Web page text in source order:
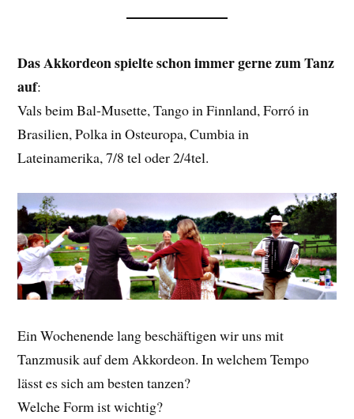
Das Akkordeon spielte schon immer gerne zum Tanz
auf:
Vals beim Bal-Musette, Tango in Finnland, Forró in
Brasilien, Polka in Osteuropa, Cumbia in
Lateinamerika, 7/8 tel oder 2/4tel.
Ein Wochenende lang beschäftigen wir uns mit
Tanzmusik auf dem Akkordeon. In welchem Tempo
lässt es sich am besten tanzen?
Welche Form ist wichtig?